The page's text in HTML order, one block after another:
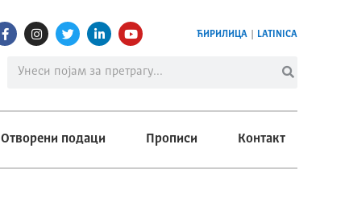
ЋИРИЛИЦА LATINICA
Отворени подаци Прописи Контакт